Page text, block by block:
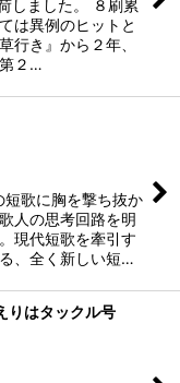
しました。 ８刷累
は異例のヒットと
行き』から２年、
２…
歌に胸を撃ち抜か
人の思考回路を明
現代短歌を牽引す
、全く新しい短…
はタックル号